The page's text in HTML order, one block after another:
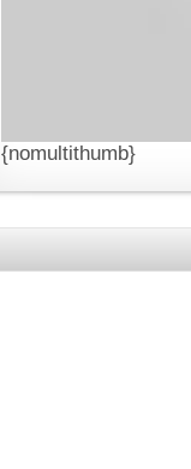
{nomultithumb}